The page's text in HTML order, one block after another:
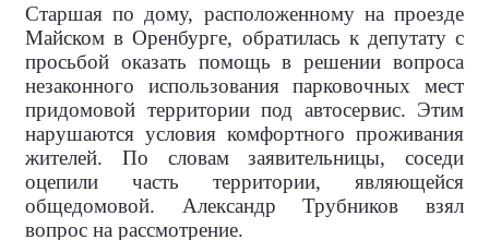
Старшая по дому, расположенному на проезде
Майском в Оренбурге, обратилась к депутату с
просьбой оказать помощь в решении вопроса
незаконного использования парковочных мест
придомовой территории под автосервис. Этим
нарушаются условия комфортного проживания
жителей. По словам заявительницы, соседи
оцепили часть территории, являющейся
общедомовой. Александр Трубников взял
вопрос на рассмотрение.